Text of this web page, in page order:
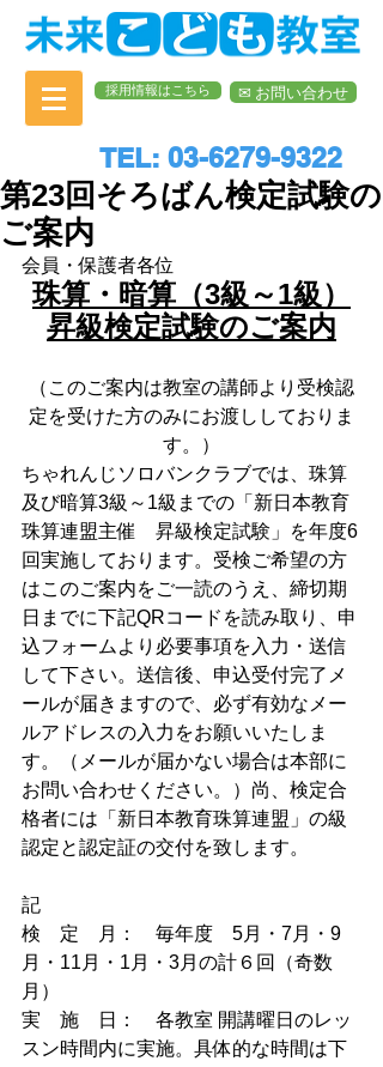
採用情報はこちら ✉︎ お問い合わせ
TEL: 03-6279-9322
第23回そろばん検定試験の
ご案内
会員・保護者各位
珠算・暗算（3級～1級）
昇級検定試験のご案内
（このご案内は教室の講師より受検認
定を受けた方のみにお渡ししておりま
す。）
ちゃれんじソロバンクラブでは、珠算
及び暗算3級～1級までの「新日本教育
珠算連盟主催　昇級検定試験」を年度6
回実施しております。受検ご希望の方
はこのご案内をご一読のうえ、締切期
日までに下記QRコードを読み取り、申
込フォームより必要事項を入力・送信
して下さい。送信後、申込受付完了メ
ールが届きますので、必ず有効なメー
ルアドレスの入力をお願いいたしま
す。（メールが届かない場合は本部に
お問い合わせください。）尚、検定合
格者には「新日本教育珠算連盟」の級
認定と認定証の交付を致します。
記
検　定　月：　毎年度　5月・7月・9
月・11月・1月・3月の計６回（奇数
月）
実　施　日：　各教室 開講曜日のレッ
スン時間内に実施。具体的な時間は下